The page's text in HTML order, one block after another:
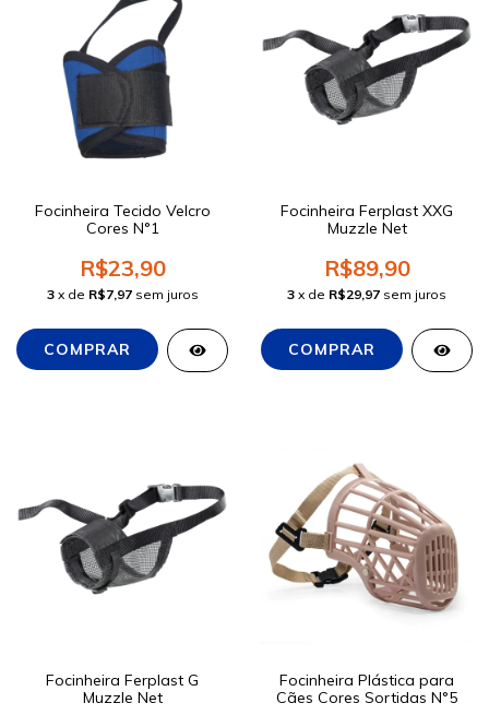
Focinheira Tecido Velcro
Cores N°1
R$23,90
3 x de R$7,97 sem juros
Focinheira Ferplast XXG
Muzzle Net
R$89,90
3 x de R$29,97 sem juros
Focinheira Ferplast G
Muzzle Net
Focinheira Plástica para
Cães Cores Sortidas N°5